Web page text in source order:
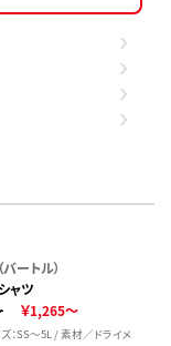
ートル）
ャツ
￥1,265～
：SS～5L / 素材／ドライメ